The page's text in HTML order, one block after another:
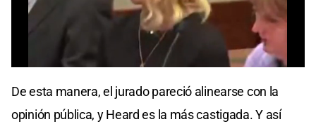
of
seconds
De esta manera, el jurado pareció alinearse con la
opinión pública, y Heard es la más castigada. Y así